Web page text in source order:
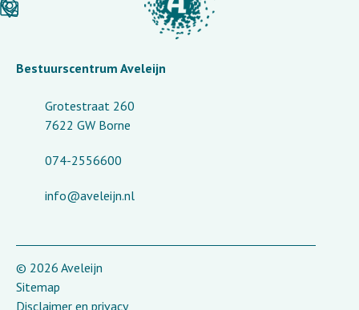
Bestuurscentrum Aveleijn
Grotestraat 260
7622 GW Borne
074-2556600
info@aveleijn.nl
© 2026 Aveleijn
Sitemap
Disclaimer en privacy